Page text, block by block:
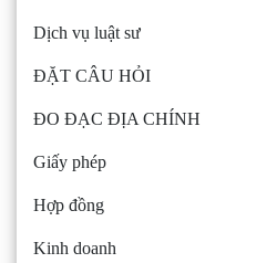
Dịch vụ luật sư
ĐẶT CÂU HỎI
ĐO ĐẠC ĐỊA CHÍNH
Giấy phép
Hợp đồng
Kinh doanh